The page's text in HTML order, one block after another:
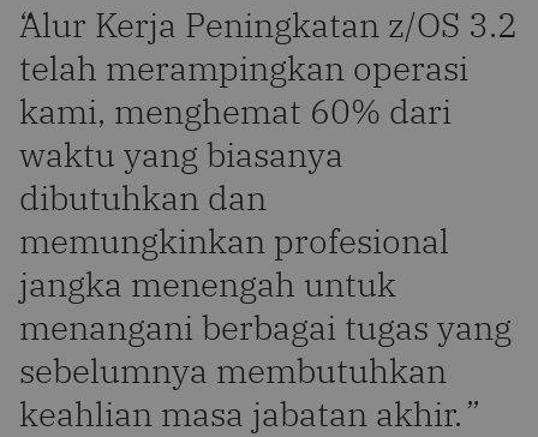
“
Alur Kerja Peningkatan z/OS 3.2
telah merampingkan operasi
kami, menghemat 60% dari
waktu yang biasanya
dibutuhkan dan
memungkinkan profesional
jangka menengah untuk
menangani berbagai tugas yang
sebelumnya membutuhkan
keahlian masa jabatan akhir.”